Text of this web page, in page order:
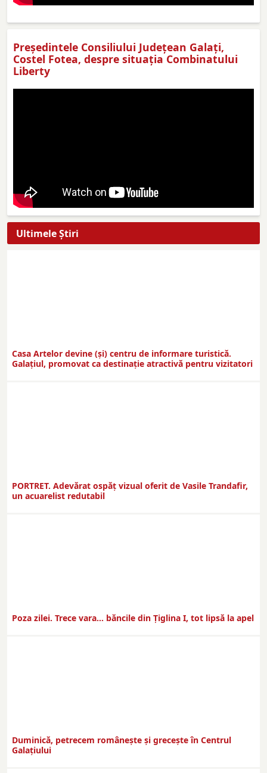
Preşedintele Consiliului Judeţean Galaţi,
Costel Fotea, despre situaţia Combinatului
Liberty
Ultimele Ştiri
Casa Artelor devine (şi) centru de informare turistică.
Galaţiul, promovat ca destinaţie atractivă pentru vizitatori
PORTRET. Adevărat ospăț vizual oferit de Vasile Trandafir,
un acuarelist redutabil
Poza zilei. Trece vara… băncile din Ţiglina I, tot lipsă la apel
Duminică, petrecem româneşte şi greceşte în Centrul
Galaţiului